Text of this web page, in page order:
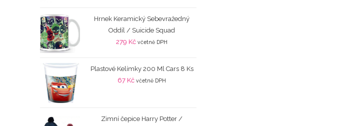
Hrnek Keramický Sebevražedný
Oddíl / Suicide Squad
279 Kč včetně DPH
Plastové Kelímky 200 Ml Cars 8 Ks
67 Kč včetně DPH
Zimní čepice Harry Potter /